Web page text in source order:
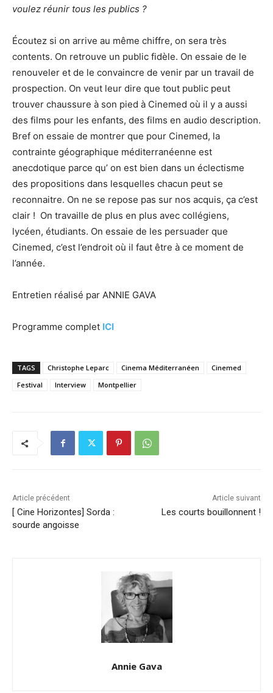
voulez réunir tous les publics ?
Écoutez si on arrive au même chiffre, on sera très
contents. On retrouve un public fidèle. On essaie de le
renouveler et de le convaincre de venir par un travail de
prospection. On veut leur dire que tout public peut
trouver chaussure à son pied à Cinemed où il y a aussi
des films pour les enfants, des films en audio description.
Bref on essaie de montrer que pour Cinemed, la
contrainte géographique méditerranéenne est
anecdotique parce qu’ on est bien dans un éclectisme
des propositions dans lesquelles chacun peut se
reconnaitre. On ne se repose pas sur nos acquis, ça c’est
clair ! On travaille de plus en plus avec collégiens,
lycéen, étudiants. On essaie de les persuader que
Cinemed, c’est l’endroit où il faut être à ce moment de
l’année.
Entretien réalisé par ANNIE GAVA
Programme complet ICI
TAGS Christophe Leparc Cinema Méditerranéen
Cinemed
Festival
Interview Montpellier
Article précédent
[ Cine Horizontes] Sorda :
sourde angoisse
Article suivant
Les courts bouillonnent !
Annie Gava